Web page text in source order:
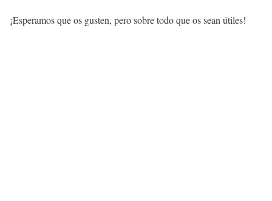
¡Esperamos que os gusten, pero sobre todo que os sean útiles!